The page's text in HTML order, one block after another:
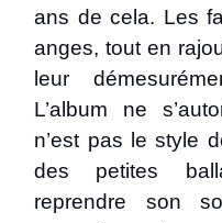
ans de cela. Les
anges, tout en
leur
L’album ne
n’est pas le style
des petites
reprendre son